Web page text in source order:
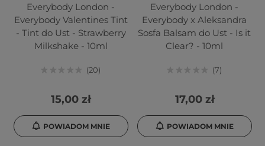
Everybody London -
Everybody Valentines Tint
- Tint do Ust - Strawberry
Milkshake - 10ml
20
15,00 zł
POWIADOM MNIE
Everybody London -
Everybody x Aleksandra
Sosfa Balsam do Ust - Is it
Clear? - 10ml
7
17,00 zł
POWIADOM MNIE